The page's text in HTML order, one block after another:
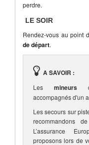
perdre.
LE SOIR
Rendez-vous au point
de départ.
A SAVOIR :
Les mineurs
accompagnés d'un
Les secours sur
recommandons
L’assurance
proposons lors de